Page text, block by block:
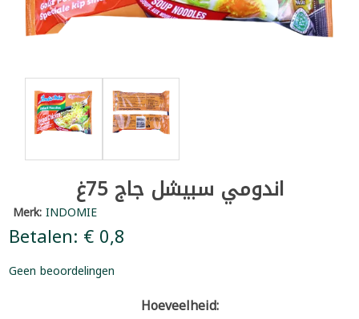
اندومي سبيشل جاج 75غ
Merk:INDOMIE
Betalen: € 0,8
Geen beoordelingen
Hoeveelheid: